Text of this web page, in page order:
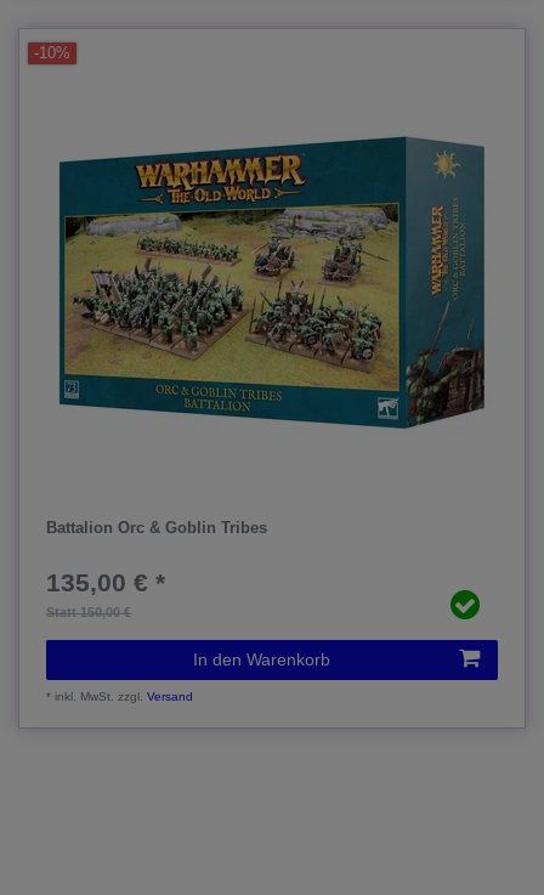
-10%
Battalion Orc & Goblin Tribes
Statt 150,00 €
135,00 € *
In den Warenkorb
*inkl. MwSt. zzgl.Versand